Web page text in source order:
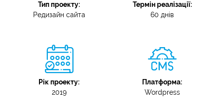
Тип проекту:
Редизайн сайта
Термін реалізації:
60 днів
Рік проекту:
2019
Платформа:
Wordpress